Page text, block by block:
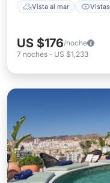
Vista al mar Vistas
US $176/noche
7 noches - US $1,233